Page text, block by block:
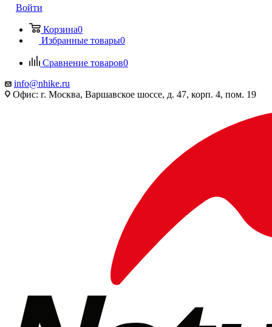
Войти
Корзина0
Избранные товары0
Сравнение товаров0
info@nhike.ru
Офис: г. Москва, Варшавское шоссе, д. 47, корп. 4, пом. 19